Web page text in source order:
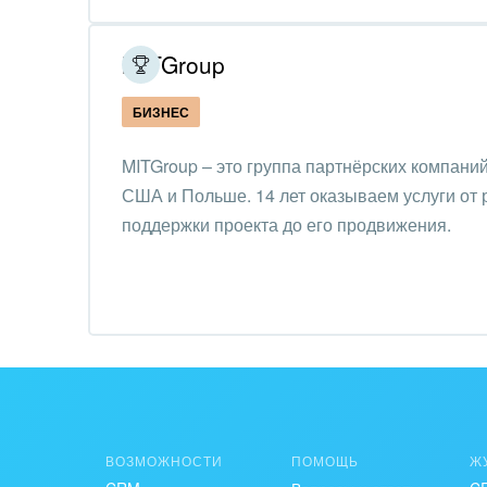
Интернет-магазин и CRM
Крупные корпоративные
внедрения
Внедрение для медицины
Внедрение онлайн-
СМИ,
MITGroup
БИЗНЕС
MITGroup – это группа партнёрских
США и Польше. 14 лет оказываем услуги от
поддержки проекта до его продвижения.
ВОЗМОЖНОСТИ ПОМОЩЬ